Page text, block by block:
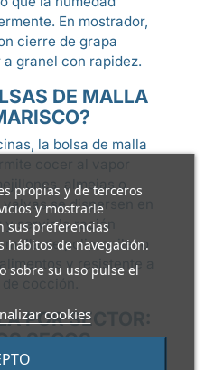
propias y de terceros
y mostrarle
sus preferencias
hábitos de navegación.
sobre su uso pulse el
cookies
En mostrador,
cierre de grapa
granel con rapidez.
DE MALLA
la bolsa de malla
almejas o
se dispersen en
servir la ración
de polipropileno
y resistente a
cocción.
POR SECTOR:
SECOS,